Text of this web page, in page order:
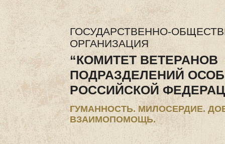
ГОСУДАРСТВЕННО-
ОРГАНИЗАЦИЯ
“КОМИТЕТ ВЕТЕРАНОВ
ПОДРАЗДЕЛЕНИЙ
РОССИЙСКОЙ
ГУМАННОСТЬ. МИЛОСЕРДИЕ.
ВЗАИМОПОМОЩЬ.